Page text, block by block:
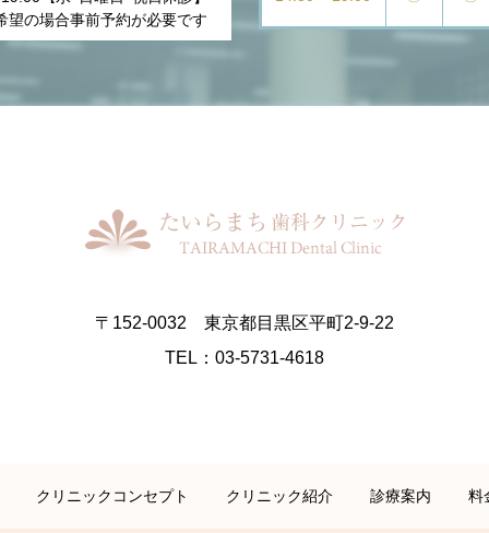
望の場合事前予約が必要です
〒152-0032 東京都目黒区平町2-9-22
TEL：03-5731-4618
クリニックコンセプト クリニック紹介 診療案内 料